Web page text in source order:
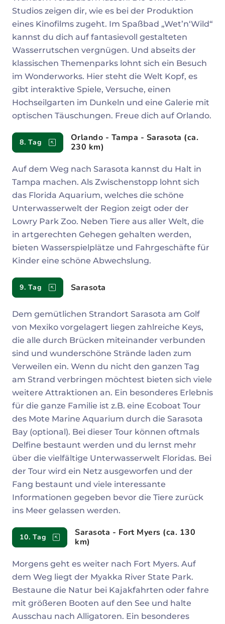
Studios zeigen dir, wie es bei der Produktion
eines Kinofilms zugeht. Im Spaßbad „Wet’n‘Wild“
kannst du dich auf fantasievoll gestalteten
Wasserrutschen vergnügen. Und abseits der
klassischen Themenparks lohnt sich ein Besuch
im Wonderworks. Hier steht die Welt Kopf, es
gibt interaktive Spiele, Versuche, einen
Hochseilgarten im Dunkeln und eine Galerie mit
optischen Täuschungen. Freue dich auf Orlando.
8. Tag
Orlando - Tampa - Sarasota (ca.
230 km)
Auf dem Weg nach Sarasota kannst du Halt in
Tampa machen. Als Zwischenstopp lohnt sich
das Florida Aquarium, welches die schöne
Unterwasserwelt der Region zeigt oder der
Lowry Park Zoo. Neben Tiere aus aller Welt, die
in artgerechten Gehegen gehalten werden,
bieten Wasserspielplätze und Fahrgeschäfte für
Kinder eine schöne Abwechslung.
9. Tag Sarasota
Dem gemütlichen Strandort Sarasota am Golf
von Mexiko vorgelagert liegen zahlreiche Keys,
die alle durch Brücken miteinander verbunden
sind und wunderschöne Strände laden zum
Verweilen ein. Wenn du nicht den ganzen Tag
am Strand verbringen möchtest bieten sich viele
weitere Attraktionen an. Ein besonderes Erlebnis
für die ganze Familie ist z.B. eine Ecoboat Tour
des Mote Marine Aquarium durch die Sarasota
Bay (optional). Bei dieser Tour können oftmals
Delfine bestaunt werden und du lernst mehr
über die vielfältige Unterwasserwelt Floridas. Bei
der Tour wird ein Netz ausgeworfen und der
Fang bestaunt und viele interessante
Informationen gegeben bevor die Tiere zurück
ins Meer gelassen werden.
10. Tag
Sarasota - Fort Myers (ca. 130
km)
Morgens geht es weiter nach Fort Myers. Auf
dem Weg liegt der Myakka River State Park.
Bestaune die Natur bei Kajakfahrten oder fahre
mit größeren Booten auf den See und halte
Ausschau nach Alligatoren. Ein besonderes